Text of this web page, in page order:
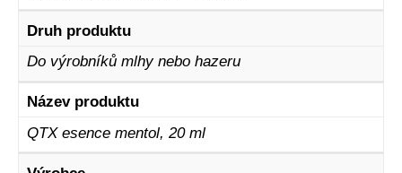
Druh produktu
Do výrobníků mlhy nebo hazeru
Název produktu
QTX esence mentol, 20 ml